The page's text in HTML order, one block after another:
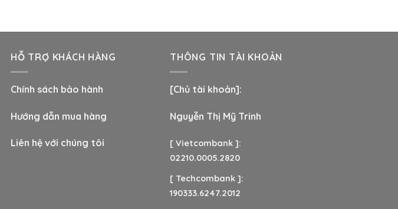
HỖ TRỢ KHÁCH HÀNG
Chính sách bảo hành
Hướng dẫn mua hàng
Liên hệ với chúng tôi
THÔNG TIN TÀI KHOẢN
[Chủ tài khoản]:
Nguyễn Thị Mỹ Trinh
[ Vietcombank ]:
02210.0005.2820
[ Techcombank ]:
190333.6247.2012